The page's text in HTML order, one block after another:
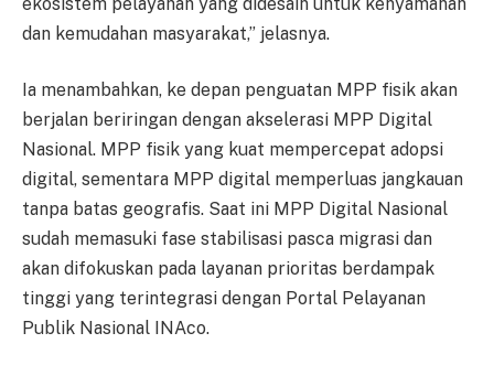
dan kemudahan masyarakat,” jelasnya.
Ia menambahkan, ke depan penguatan MPP fisik akan
berjalan beriringan dengan akselerasi MPP Digital
Nasional. MPP fisik yang kuat mempercepat adopsi
digital, sementara MPP digital memperluas jangkauan
tanpa batas geografis. Saat ini MPP Digital Nasional
sudah memasuki fase stabilisasi pasca migrasi dan
akan difokuskan pada layanan prioritas berdampak
tinggi yang terintegrasi dengan Portal Pelayanan
Publik Nasional INAco.